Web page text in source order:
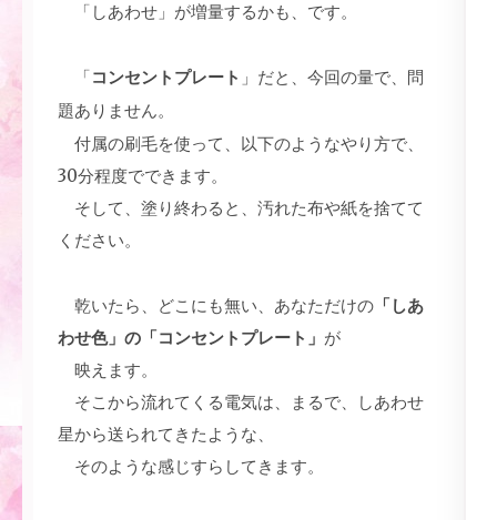
「しあわせ」が増量するかも、です。
「コンセントプレート 」だと、 今回の量で、問
題ありません。
付属の刷毛を使って、以下のようなやり方で、
30分程度でできます。
そして、塗り終わると、汚れた布や紙を捨てて
ください。
乾いたら、どこにも無い、あなただけの 「しあ
わせ色」の「コンセントプレート」 が
映えます。
そこから流れてくる電気は、まるで、しあわせ
星から送られてきたような、
そのような感じすらしてきます。